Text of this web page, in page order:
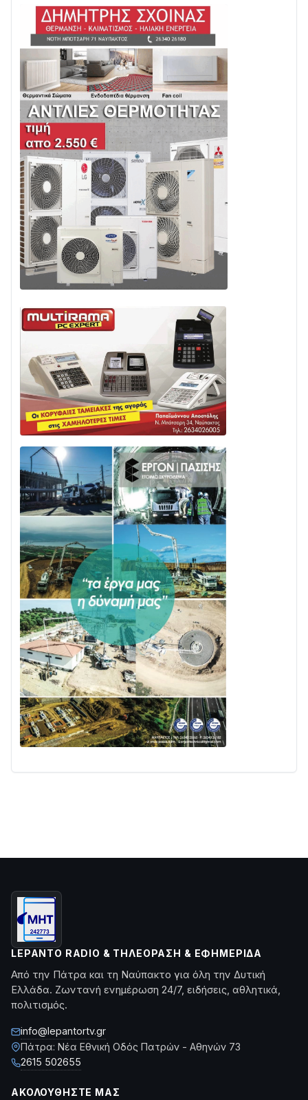
LEPANTO RADIO & ΤΗΛΕΌΡΑΣΗ & ΕΦΗΜΕΡΊΔΑ
Από την Πάτρα και τη Ναύπακτο για όλη την Δυτική
Ελλάδα. Ζωντανή ενημέρωση 24/7, ειδήσεις, αθλητικά,
πολιτισμός.
info@lepantortv.gr
Πάτρα: Νέα Εθνική Οδός Πατρών - Αθηνών 73
2615 502655
ΑΚΟΛΟΥΘΉΣΤΕ ΜΑΣ